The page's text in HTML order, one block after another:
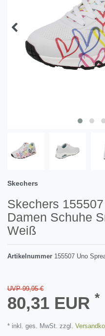
Skechers
Skechers
Damen Schuhe
Weiß
Artikelnummer 155507 Uno
UVP 99,95 €
80,31 EUR *
* inkl. ges. MwSt. zzgl.